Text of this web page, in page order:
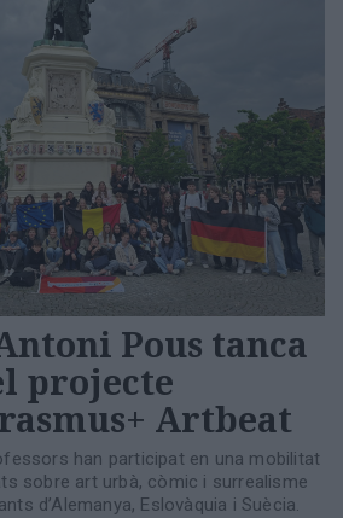
Pous tanca
projecte
Artbeat
han participat en una mobilitat
sobre art urbà, còmic i surrealisme
d’Alemanya, Eslovàquia i Suècia.